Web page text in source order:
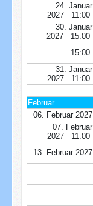
24. Januar
2027 11:00
30. Januar
2027 15:00
15:00
31. Januar
2027 11:00
Februar
06. Februar 2027
07. Februar
2027 11:00
13. Februar 2027